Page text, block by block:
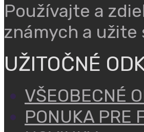
Používajte a
známych a užite
UŽITOČNÉ
VŠEOBECNÉ
PONUKA PRE